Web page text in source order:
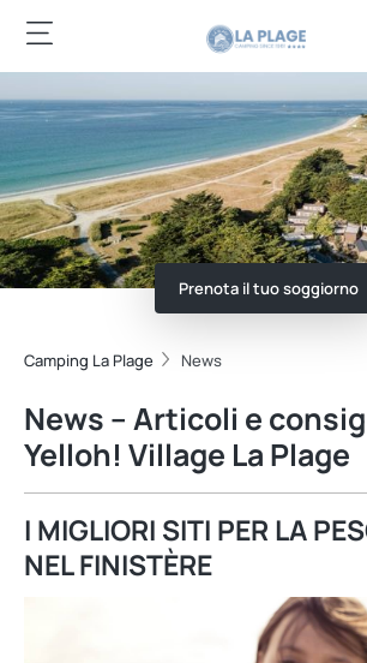
Prenota il tuo soggiorno
Camping La Plage News
News – Articoli e
Yelloh! Village La Plage
I MIGLIORI SITI PER LA
NEL FINISTÈRE